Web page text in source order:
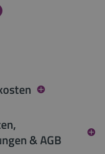
& AGB